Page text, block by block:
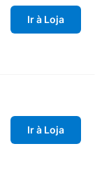
Ir à Loja
Ir à Loja